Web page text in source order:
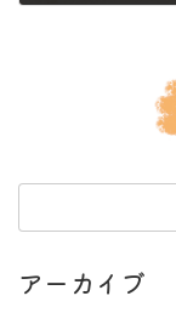
アーカイブ